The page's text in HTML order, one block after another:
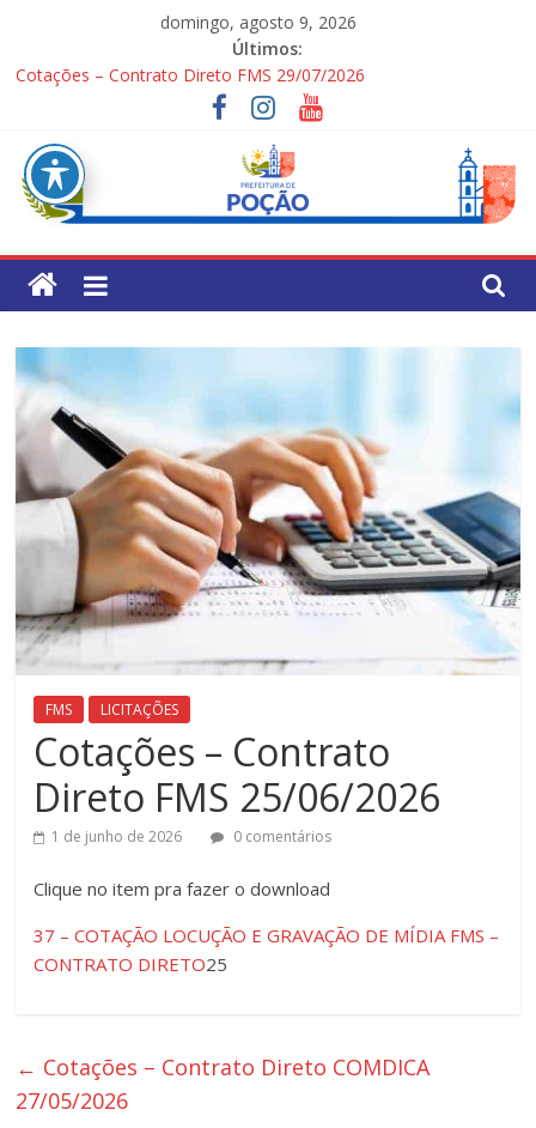
domingo, agosto 9, 2026
Últimos:
Cotações – Contrato Direto FMS 29/07/2026
PONTOS TURÍSTICOS DE POÇÃO
Processo Seletivo Simplificado para Gestores Escolares da Rede
Municipal
1ª Festa dos Pais
Processo Seletivo Simplificado Secretaria de Saúde
Pref.
Mun.
de
Poção
FMS LICITAÇÕES
Cotações – Contrato
Direto FMS 25/06/2026
1 de junho de 2026 0 comentários
Clique ​no item pra fazer o download
37 – COTAÇÃO LOCUÇÃO E GRAVAÇÃO DE MÍDIA FMS –
CONTRATO DIRETO25
← Cotações – Contrato Direto COMDICA
27/05/2026